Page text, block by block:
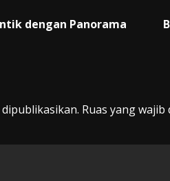
dengan Panorama
Ruas yang wajib